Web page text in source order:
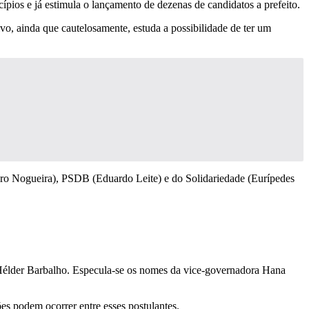
e já estimula o lançamento de dezenas de candidatos a prefeito.
ainda que cautelosamente, estuda a possibilidade de ter um
Nogueira), PSDB (Eduardo Leite) e do Solidariedade (Eurípedes
Barbalho. Especula-se os nomes da vice-governadora Hana
podem ocorrer entre esses postulantes.